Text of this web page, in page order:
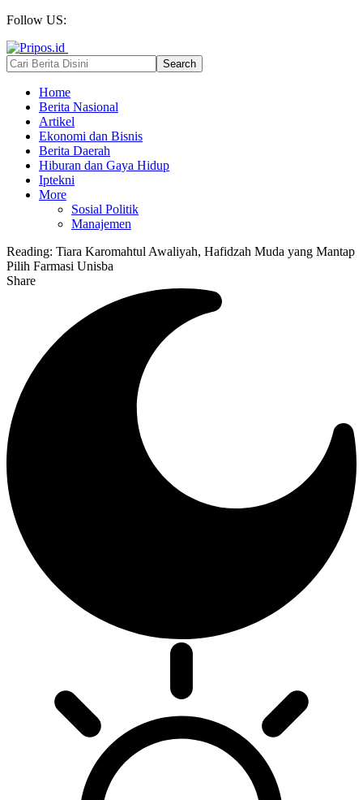
Follow US:
Home
Berita Nasional
Artikel
Ekonomi dan Bisnis
Berita Daerah
Hiburan dan Gaya Hidup
Iptekni
More
Sosial Politik
Manajemen
Reading: Tiara Karomahtul Awaliyah, Hafidzah Muda yang Mantap
Pilih Farmasi Unisba
Share